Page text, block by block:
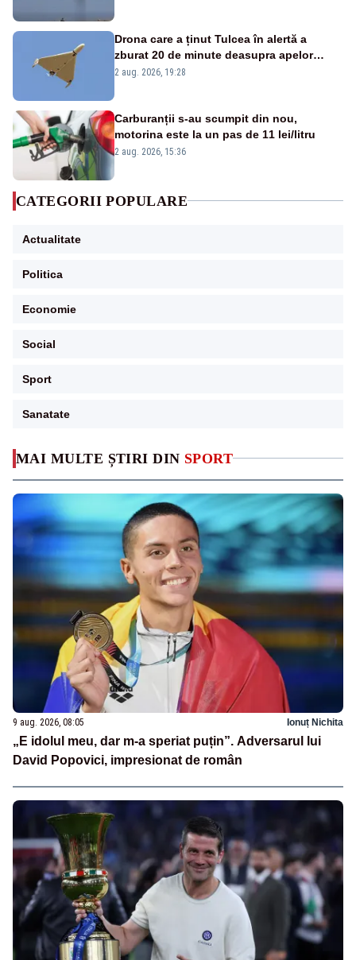
MAI MULTE ȘTIRI DIN SPORT
9 aug. 2026, 08:05 Ionuț Nichita
„E idolul meu, dar m-a speriat puțin”. Adversarul lui
David Popovici, impresionat de român
Drona care a ținut Tulcea în alertă a
zburat 20 de minute deasupra apelor
României. Au fost ridicate două F-16
2 aug. 2026, 19:28
Carburanții s-au scumpit din nou,
motorina este la un pas de 11 lei/litru
2 aug. 2026, 15:36
CATEGORII POPULARE
Actualitate
Politica
Economie
Social
Sport
Sanatate